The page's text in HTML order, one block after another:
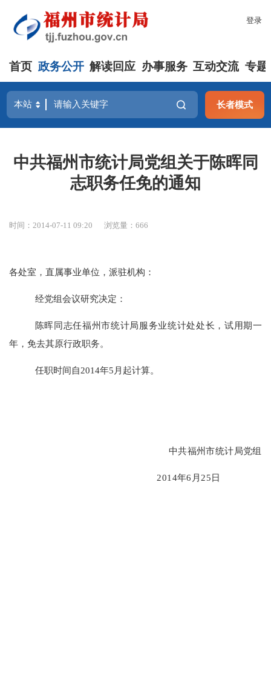
登录
首页 政务公开 解读回应 办事服务 互动交流 专题
长者模式
中共福州市统计局党组关于陈晖同
志职务任免的通知
时间：2014-07-11 09:20 浏览量：666
各处室，直属事业单位，派驻机构：
经党组会议研究决定：
陈晖同志任福州市统计局服务业统计处处长，试用期一
年，免去其原行政职务。
任职时间自2014年5 月起计算。
中共福州市统计局党组
2014年6 月 25日